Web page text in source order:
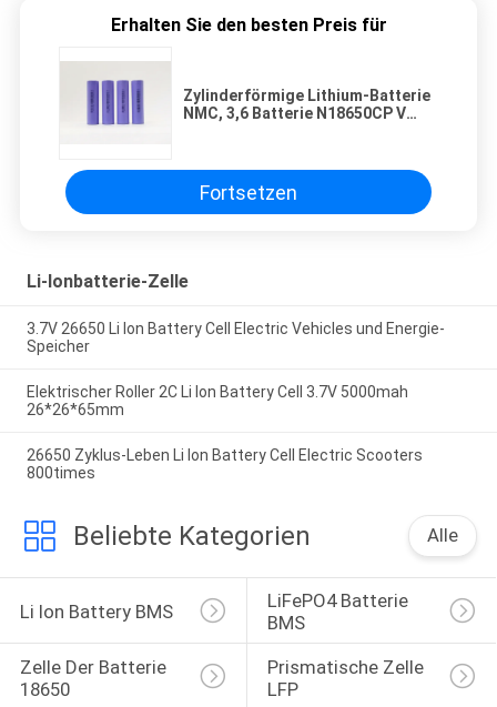
Erhalten Sie den besten Preis für
Zylinderförmige Lithium-Batterie
NMC, 3,6 Batterie N18650CP V
Fortsetzen
Li-Ionbatterie-Zelle
3.7V 26650 Li Ion Battery Cell Electric Vehicles und Energie-
Speicher
Elektrischer Roller 2C Li Ion Battery Cell 3.7V 5000mah
26*26*65mm
26650 Zyklus-Leben Li Ion Battery Cell Electric Scooters
800times
Beliebte Kategorien Alle
Li Ion Battery BMS
LiFePO4 Batterie
BMS
Zelle Der Batterie
18650
Prismatische Zelle
LFP